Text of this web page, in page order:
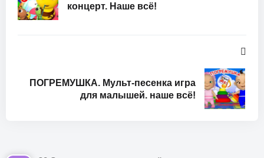
концерт. Наше всё!
ПОГРЕМУШКА. Мульт-песенка игра
для малышей. наше всё!